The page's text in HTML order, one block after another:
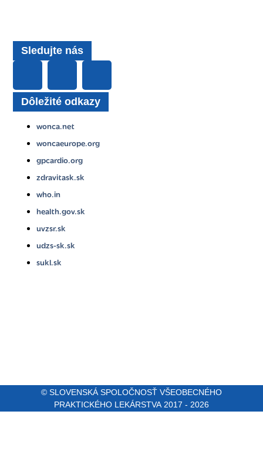
Sledujte nás
Dôležité odkazy
wonca.net
woncaeurope.org
gpcardio.org
zdravitask.sk
who.in
health.gov.sk
uvzsr.sk
udzs-sk.sk
sukl.sk
© SLOVENSKÁ SPOLOČNOSŤ VŠEOBECNÉHO
PRAKTICKÉHO LEKÁRSTVA 2017 - 2026